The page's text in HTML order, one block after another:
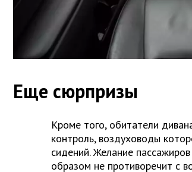
Еще сюрпризы
Кроме того, обитатели
контроль, воздуховоды
сидений. Желание
образом не противоречит с